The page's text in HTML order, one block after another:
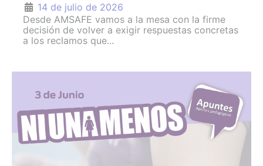
14 de julio de 2026
Desde AMSAFE vamos a la mesa con la firme
decisión de volver a exigir respuestas concretas
a los reclamos que...